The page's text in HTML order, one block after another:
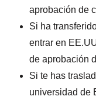
aprobación de
Si ha
entrar en
de aprobación
Si te has
universidad de